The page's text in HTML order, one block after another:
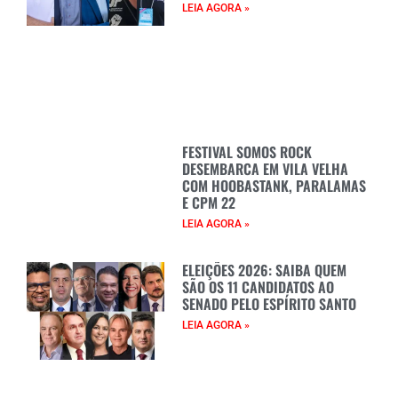
LEIA AGORA »
FESTIVAL SOMOS ROCK
DESEMBARCA EM VILA VELHA
COM HOOBASTANK, PARALAMAS
E CPM 22
LEIA AGORA »
ELEIÇÕES 2026: SAIBA QUEM
SÃO OS 11 CANDIDATOS AO
SENADO PELO ESPÍRITO SANTO
LEIA AGORA »